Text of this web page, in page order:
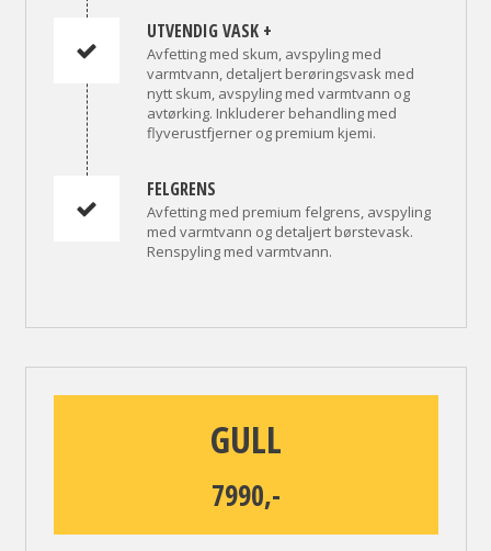
UTVENDIG VASK +
Avfetting med skum, avspyling med
varmtvann, detaljert berøringsvask med
nytt skum, avspyling med varmtvann og
avtørking. Inkluderer behandling med
flyverustfjerner og premium kjemi.
FELGRENS
Avfetting med premium felgrens, avspyling
med varmtvann og detaljert børstevask.
Renspyling med varmtvann.
GULL
7990,-